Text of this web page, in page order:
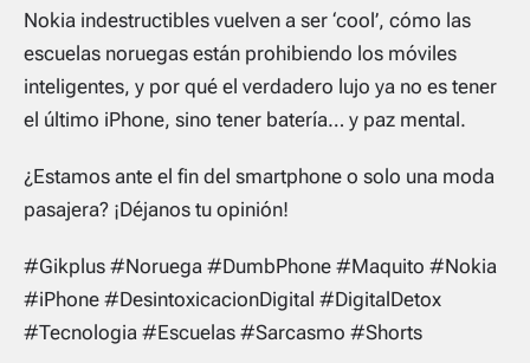
Nokia indestructibles vuelven a ser ‘cool’, cómo las
escuelas noruegas están prohibiendo los móviles
inteligentes, y por qué el verdadero lujo ya no es tener
el último iPhone, sino tener batería… y paz mental.
¿Estamos ante el fin del smartphone o solo una moda
pasajera? ¡Déjanos tu opinión!
#Gikplus #Noruega #DumbPhone #Maquito #Nokia
#iPhone #DesintoxicacionDigital #DigitalDetox
#Tecnologia #Escuelas #Sarcasmo #Shorts